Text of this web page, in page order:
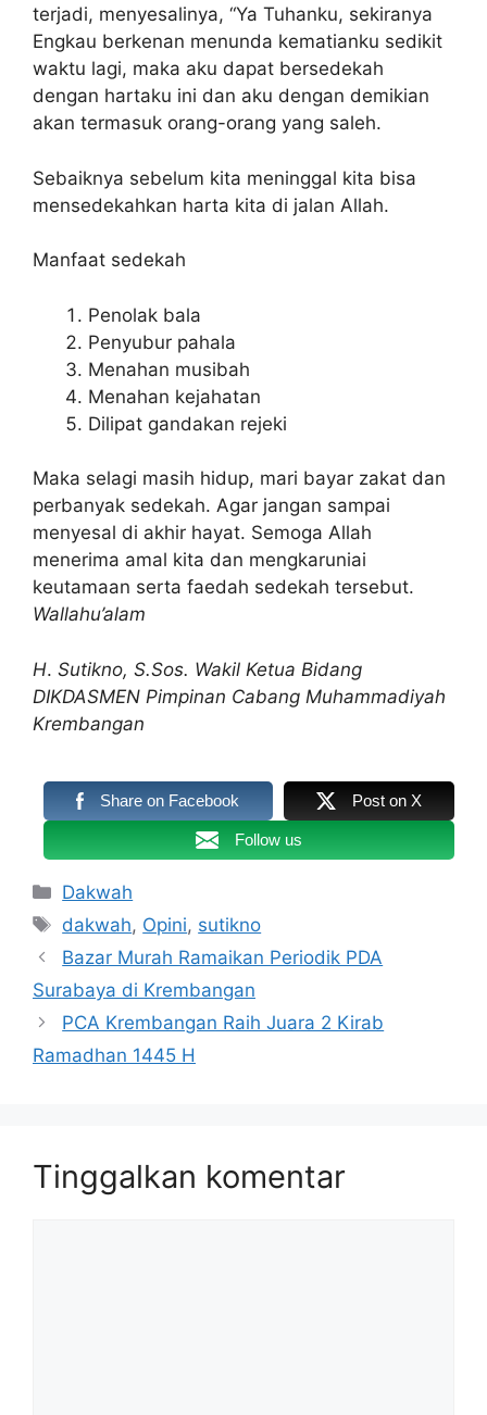
terjadi, menyesalinya, “Ya Tuhanku, sekiranya
Engkau berkenan menunda kematianku sedikit
waktu lagi, maka aku dapat bersedekah
dengan hartaku ini dan aku dengan demikian
akan termasuk orang-orang yang saleh.
Sebaiknya sebelum kita meninggal kita bisa
mensedekahkan harta kita di jalan Allah.
Manfaat sedekah
Penolak bala
Penyubur pahala
Menahan musibah
Menahan kejahatan
Dilipat gandakan rejeki
Maka selagi masih hidup, mari bayar zakat dan
perbanyak sedekah. Agar jangan sampai
menyesal di akhir hayat. Semoga Allah
menerima amal kita dan mengkaruniai
keutamaan serta faedah sedekah tersebut.
Wallahu’alam
H. Sutikno, S.Sos. Wakil Ketua Bidang
DIKDASMEN Pimpinan Cabang Muhammadiyah
Krembangan
Share on Facebook Post on X
Follow us
Kategori
Dakwah
Tag
dakwah, Opini, sutikno
Bazar Murah Ramaikan Periodik PDA
Surabaya di Krembangan
PCA Krembangan Raih Juara 2 Kirab
Ramadhan 1445 H
Tinggalkan komentar